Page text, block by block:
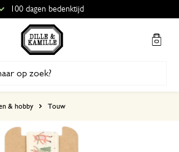
100 dagen bedenktijd
& hobby Touw